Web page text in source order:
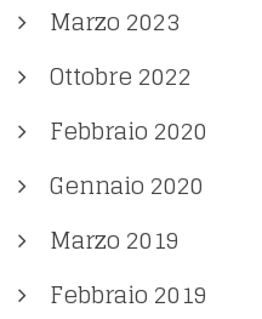
Marzo 2023
Ottobre 2022
Febbraio 2020
Gennaio 2020
Marzo 2019
Febbraio 2019